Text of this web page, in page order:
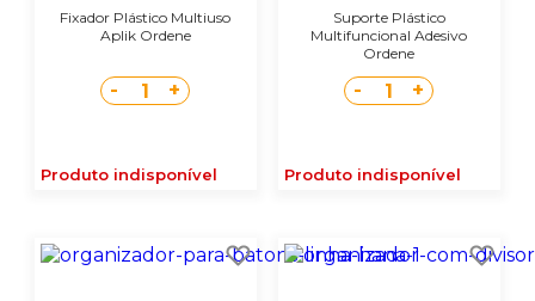
Fixador Plástico Multiuso
Aplik Ordene
- 1 +
Produto indisponível
Suporte Plástico
Multifuncional Adesivo
Ordene
- 1 +
Produto indisponível